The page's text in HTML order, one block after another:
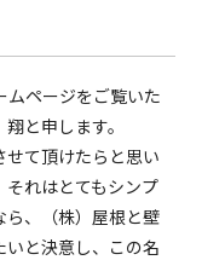
ムページをご覧いた
と申します。
せて頂けたらと思い
それはとてもシンプ
ら、（株）屋根と壁
と決意し、この名